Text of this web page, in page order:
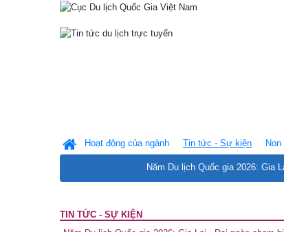
Hoạt động của ngành Tin tức - Sự kiện
Năm Du lịch Quốc gia 2026: Gia
TIN TỨC - SỰ KIỆN